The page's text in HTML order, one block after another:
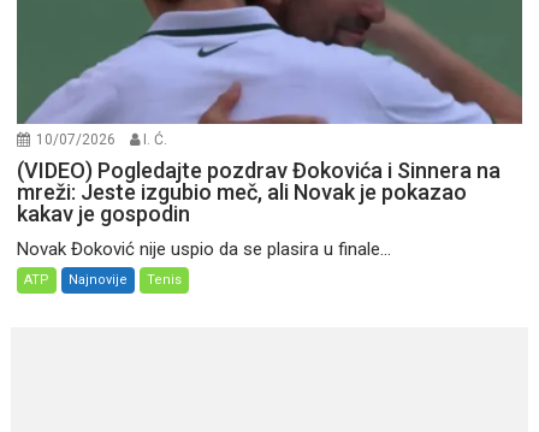
10/07/2026 I. Ć.
(VIDEO) Pogledajte pozdrav Đokovića i Sinnera na
mreži: Jeste izgubio meč, ali Novak je pokazao
kakav je gospodin
Novak Đoković nije uspio da se plasira u finale...
ATP Najnovije Tenis